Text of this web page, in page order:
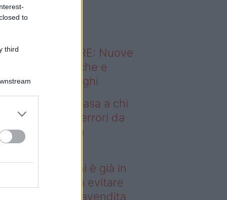
to
third
sapevi che...
ABITARE: Nuove
domestiche e
dei luoghi
– Vendere casa a chi
già in affitto: gli errori da
prima della
casa a chi è già in
gli errori da evitare
della compravendita